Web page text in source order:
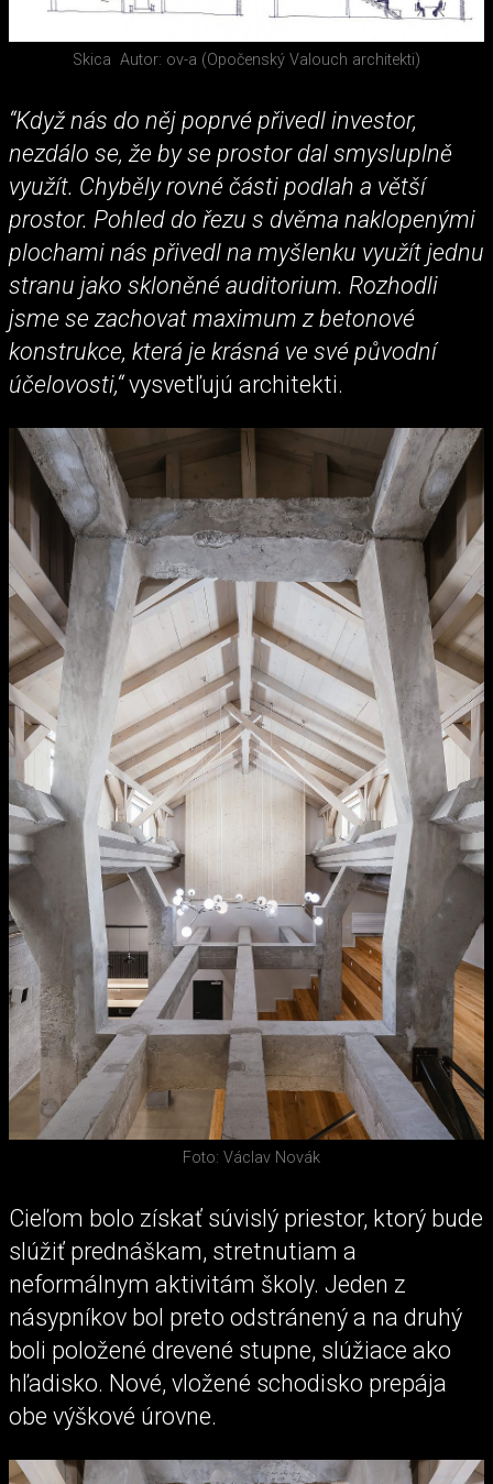
Skica Autor: ov-a (Opočenský Valouch architekti)
“Když nás do něj poprvé přivedl investor,
nezdálo se, že by se prostor dal smysluplně
využít. Chyběly rovné části podlah a větší
prostor. Pohled do řezu s dvěma naklopenými
plochami nás přivedl na myšlenku využít jednu
stranu jako skloněné auditorium. Rozhodli
jsme se zachovat maximum z betonové
konstrukce, která je krásná ve své původní
účelovosti,“vysvetľujú architekti.
Foto: Václav Novák
Cieľom bolo získať súvislý priestor, ktorý bude
slúžiť prednáškam, stretnutiam a
neformálnym aktivitám školy. Jeden z
násypníkov bol preto odstránený a na druhý
boli položené drevené stupne, slúžiace ako
hľadisko. Nové, vložené schodisko prepája
obe výškové úrovne.